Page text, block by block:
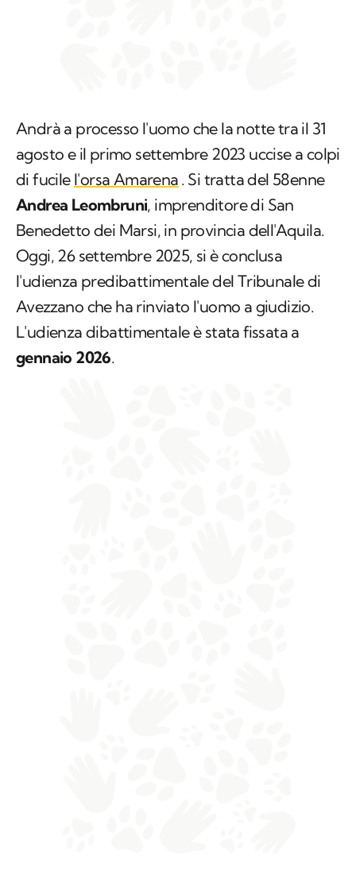
Andrà a processo l'uomo che la notte tra il 31
agosto e il primo settembre 2023 uccise a colpi
di fucile l'orsa Amarena . Si tratta del 58enne
Andrea Leombruni, imprenditore di San
Benedetto dei Marsi, in provincia dell'Aquila.
Oggi, 26 settembre 2025, si è conclusa
l'udienza predibattimentale del Tribunale di
Avezzano che ha rinviato l'uomo a giudizio.
L'udienza dibattimentale è stata fissata a
gennaio 2026.